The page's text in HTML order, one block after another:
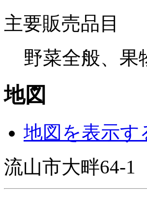
主要販売品目
野菜全般、果
地図
地図を表示す
流山市大畔64-